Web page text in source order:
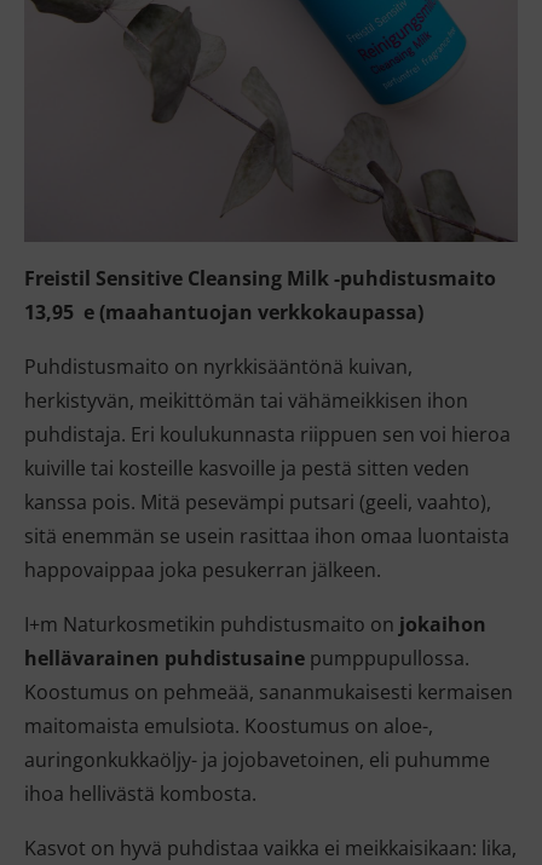
Freistil Sensitive Cleansing Milk -puhdistusmaito
13,95 e (maahantuojan verkkokaupassa)
Puhdistusmaito on nyrkkisääntönä kuivan,
herkistyvän, meikittömän tai vähämeikkisen ihon
puhdistaja. Eri koulukunnasta riippuen sen voi hieroa
kuiville tai kosteille kasvoille ja pestä sitten veden
kanssa pois. Mitä pesevämpi putsari (geeli, vaahto),
sitä enemmän se usein rasittaa ihon omaa luontaista
happovaippaa joka pesukerran jälkeen.
I+m Naturkosmetikin puhdistusmaito on jokaihon
hellävarainen puhdistusaine pumppupullossa.
Koostumus on pehmeää, sananmukaisesti kermaisen
maitomaista emulsiota. Koostumus on aloe-,
auringonkukkaöljy- ja jojobavetoinen, eli puhumme
ihoa hellivästä kombosta.
Kasvot on hyvä puhdistaa vaikka ei meikkaisikaan: lika,